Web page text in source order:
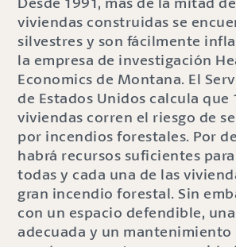
viviendas construidas se
silvestres y son fácilmente
la empresa de investigación
Economics de Montana. El
de Estados Unidos calcula que
viviendas corren el riesgo de
por incendios forestales. Por
habrá recursos suficientes
todas y cada una de las
gran incendio forestal. Sin
con un espacio defendible,
adecuada y un